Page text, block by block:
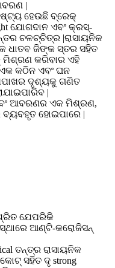
|
ହେଉଛି ବ୍ରେକ୍
ଯୋଗଦାନ ଏବଂ କ୍ରସ୍-
ଚଳଚ୍ଚିତ୍ର |ରାସାୟନିକ
ଧାତବ ଜିଙ୍କ ସ୍ତର ସହିତ
ମିଶ୍ରଣ କରିବାର ଏହି
କଠିନ ଏବଂ ଘନ
ଦୃଶ୍ୟକୁ ଗଣିତ
|
ଆବରଣର ଏକ ମିଶ୍ରଣ,
ବ୍ୟବହୃତ ହୋଇପାରେ |
ଯେପରିକି
ଆଣ୍ଟି-କରୋଜିସନ୍
ତନ୍ତ୍ର ରାସାୟନିକ
ସହିତ ଦୃ strong